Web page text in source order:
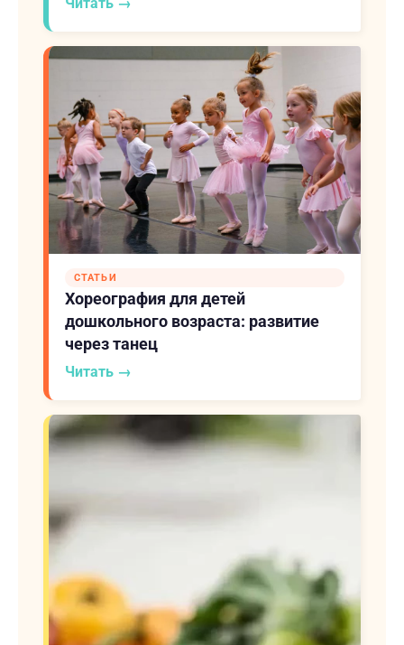
СТАТЬИ
Хореография для детей
дошкольного возраста: развитие
через танец
Читать →